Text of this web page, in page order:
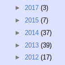
► 2017 (3)
► 2015 (7)
► 2014 (37)
► 2013 (39)
► 2012 (17)